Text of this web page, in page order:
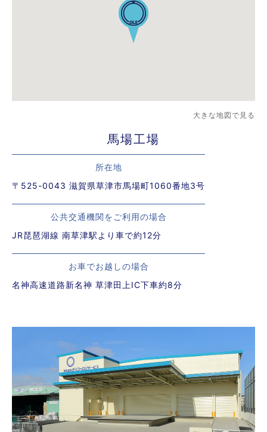
大きな地図で見る
馬場工場
所在地
〒525-0043 滋賀県草津市馬場町1060番地3号
公共交通機関をご利用の場合
JR琵琶湖線 南草津駅より車で約12分
お車でお越しの場合
名神高速道路新名神 草津田上IC下車約8分